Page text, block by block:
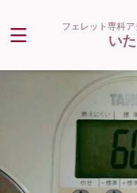
フェレット専科
い